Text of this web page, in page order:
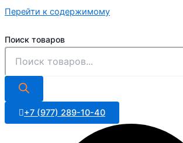
Перейти к содержимому
Поиск товаров
+7 (977) 289-10-40